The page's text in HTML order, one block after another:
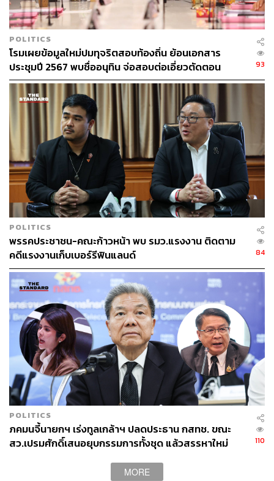
พล.ต.ต. ฉัตรวรรษได้เรียกร้องให้องค์กรอิสระ และหน่วยงาน
ที่เกี่ยวข้องพิจารณาพฤติกรรมดังกล่าว ดำเนินการตาม
อำนาจหน้าที่ต่อไป พร้อมระบุด้วยว่า พฤติการณ์ดังกล่าวของ
แกนนำพรรคประชาชน อาจจะส่งผลกระทบต่อการพิจารณา
คดี 44 สส. ที่อยู่ในชั้นศาลฎีกา และศาลฯ ไม่ได้สั่งให้หยุด
ปฏิบัติหน้าที่ก่อนหน้านี้ อีกทั้งศาลฯ มีคำสั่งเงื่อนไขข้อห้าม
การกระทำซ้ำเอาไว้
TAGS: องคมนตรี ณัฐพงษ์ เรืองปัญญาวุฒิ
ผู้นำฝ่ายค้าน
สมาชิกวุฒิสภา (สว.)
ฉัตรวรรษ แสงเพชร
พรรคประชาชน
การเมืองไทย ปิยบุตร แสงกนกกุล
102
ABOUT THE AUTHOR
THE STANDARD TEAM
กองบรรณาธิการ THE STANDARD
ABOUT THE PHOTOGRAPHER
ศวิตา พูลเสถียร
ช่างภาพข่าว ประจำสำนักข่าว THE
STANDARD
POLITICS
โรมเผยข้อมูลใหม่ปมทุจริตสอบท้องถิ่น ย้อนเอกสาร
ประชุมปี 2567 พบชื่ออนุทิน จ่อสอบต่อเอี่ยวตัดตอน
ม.บูรพา หรือไม่
93
POLITICS
พรรคประชาชน-คณะก้าวหน้า พบ รมว.แรงงาน ติดตาม
คดีแรงงานเก็บเบอร์รีฟินแลนด์
84
POLITICS
ภคมนจี้นายกฯ เร่งทูลเกล้าฯ ปลดประธาน กสทช. ขณะ
สว.เปรมศักดิ์เสนอยุบกรรมการทั้งชุด แล้วสรรหาใหม่
110
MORE